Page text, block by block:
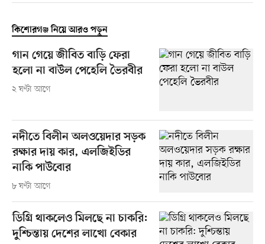
কিশোরগঞ্জ নিয়ে আরও পড়ুন
গান গেয়ে জীবিত বাড়ি ফেরা
হলো না বাউল পেহেলি ভৈরবীর
২ ঘণ্টা আগে
নদীতে বিলীন অলওয়েদার সড়ক
রক্ষার দায় কার, এলজিইডির
নাকি পাউবোর
৮ ঘণ্টা আগে
ডিগ্রি থাকলেও মিলছে না চাকরি:
দুশ্চিন্তায় দেশের লাখো বেকার